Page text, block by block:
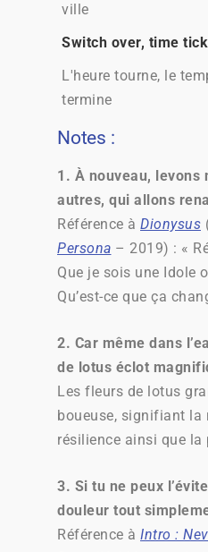
ville
Switch over, time
L'heure tourne, le
termine
Notes :
1. À nouveau, levons
autres, qui allons
Référence à Dionysus
Persona – 2019) : «
Que je sois une Idole
Qu’est-ce que ça
2. Car même dans
de lotus éclot
Les fleurs de lotus
boueuse, signifiant la
résilience ainsi que la
3. Si tu ne peux
douleur tout
Référence à Intro :